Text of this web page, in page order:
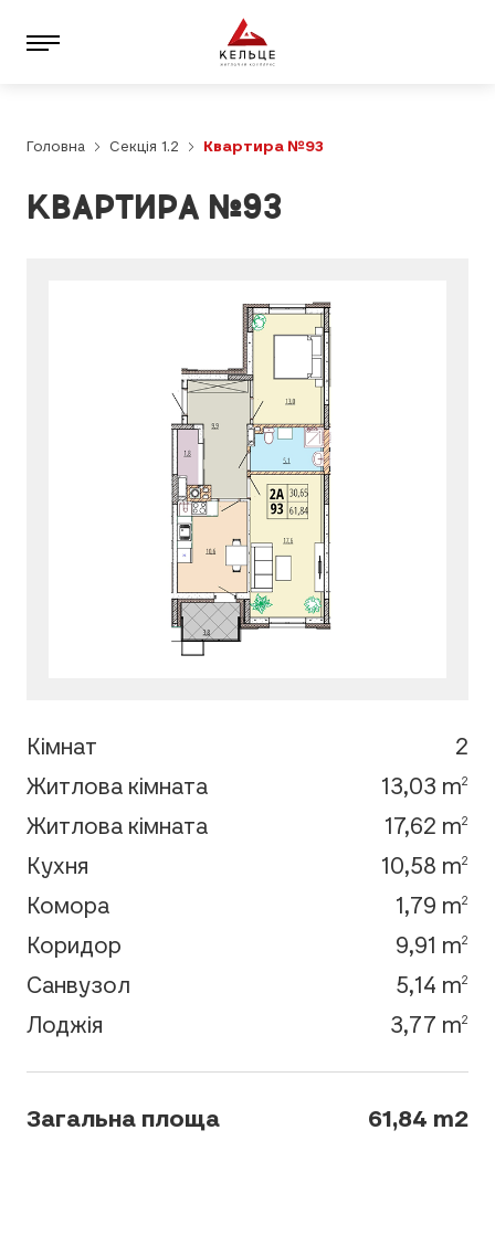
Головна Секція 1.2 Квартира №93
КВАРТИРА №93
Кімнат
2
Житлова кімната
13,03 m2
Житлова кімната 17,62 m2
Кухня 10,58 m2
Комора 1,79 m2
Коридор 9,91 m2
Санвузол 5,14 m2
Лоджія 3,77 m2
Загальна площа 61,84 m2